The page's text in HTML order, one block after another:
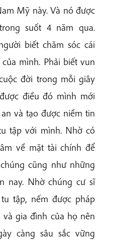
Mỹ này. Và nó được
suốt 4 năm qua.
biết chăm sóc cái
mình. Phải biết vun
đời trong mỗi giây
điều đó mình mới
và tạo được niềm tin
tập với mình. Nhờ có
về mặt tài chính để
cũng như những
nay. Nhờ chúng cư sĩ
tập, nếm được pháp
gia đình của họ nên
càng sâu sắc vững